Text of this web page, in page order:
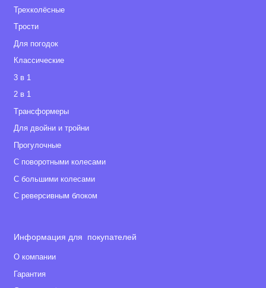
Трехколёсные
Tрости
Для погодок
Классические
3 в 1
2 в 1
Tрансформеры
Для двойни и тройни
Прогулочные
С поворотными колесами
С большими колесами
С реверсивным блоком
Информация для покупателей
О компании
Гарантия